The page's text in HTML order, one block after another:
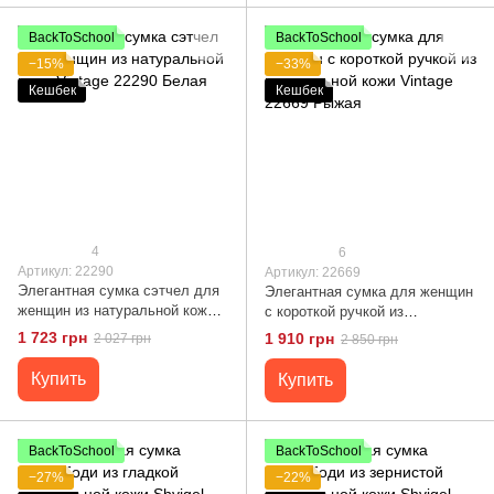
BackToSchool
−15%
Кешбек
4
Артикул: 22290
Элегантная сумка сэтчел для
женщин из натуральной кожи
Vintage 22290 Белая
1 723 грн 2 027 грн
Купить
BackToSchool
−33%
Кешбек
6
Артикул: 22669
Элегантная сумка для женщин
с короткой ручкой из
натуральной кожи Vintage
22669 Рыжая
1 910 грн 2 850 грн
Купить
BackToSchool
−27%
BackToSchool
−22%